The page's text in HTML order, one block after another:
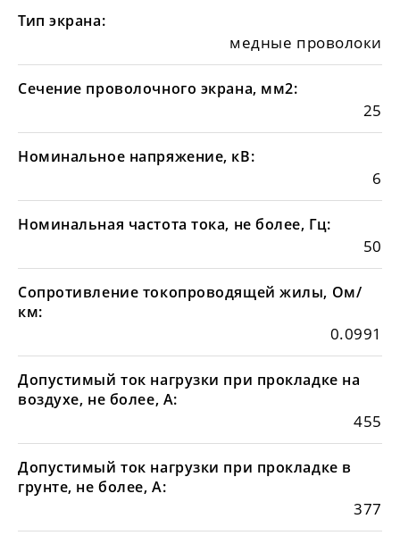
Тип экрана:
медные проволоки
Сечение проволочного экрана, мм2:
25
Номинальное напряжение, кВ:
6
Номинальная частота тока, не более, Гц:
50
Сопротивление токопроводящей жилы, Ом/
км:
0.0991
Допустимый ток нагрузки при прокладке на
воздухе, не более, А:
455
Допустимый ток нагрузки при прокладке в
грунте, не более, А:
377